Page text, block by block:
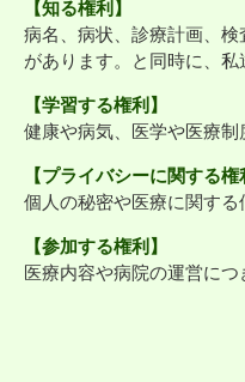
【知る権利】
病名、病状、診療計画、
があります。と同時に、
【学習する権利】
健康や病気、医学や医療
【プライバシーに関する権
個人の秘密や医療に関す
【参加する権利】
医療内容や病院の運営に